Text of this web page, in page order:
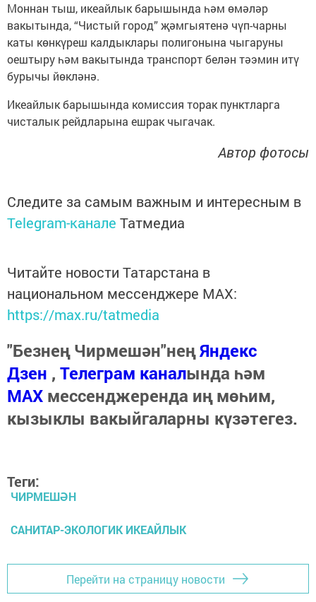
Моннан тыш, икеайлык барышында һәм өмәләр
вакытында, “Чистый город” җәмгыятенә чүп-чарны
каты көнкүреш калдыклары полигонына чыгаруны
оештыру һәм вакытында транспорт белән тәэмин итү
бурычы йөкләнә.
Икеайлык барышында комиссия торак пунктларга
чисталык рейдларына ешрак чыгачак.
Автор фотосы
Следите за самым важным и интересным в
Telegram-канале Татмедиа
Читайте новости Татарстана в
национальном мессенджере MАХ:
https://max.ru/tatmedia
"Безнең Чирмешән"неңЯндекс
Дзен , Телеграм каналында һәм
МАХ мессенджеренда иң мөһим,
кызыклы вакыйгаларны күзәтегез.
Теги:
ЧИРМЕШӘН
САНИТАР-ЭКОЛОГИК ИКЕАЙЛЫК
Перейти на страницу новости